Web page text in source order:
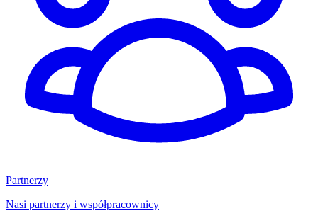
Partnerzy
Nasi partnerzy i współpracownicy